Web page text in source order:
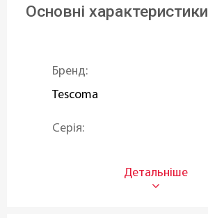
Основні характеристики
Бренд:
Tescoma
Серія: